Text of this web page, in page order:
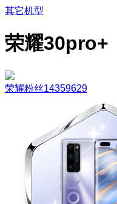
其它机型
荣耀30pro+
荣耀粉丝14359629